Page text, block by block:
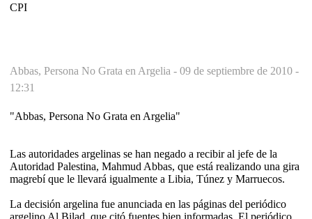
CPI
Abbas, Persona No Grata en Argelia - 09 de septiembre de 2010 -
12:31
"Abbas, Persona No Grata en Argelia"
Las autoridades argelinas se han negado a recibir al jefe de la
Autoridad Palestina, Mahmud Abbas, que está realizando una gira
magrebí que le llevará igualmente a Libia, Túnez y Marruecos.
La decisión argelina fue anunciada en las páginas del periódico
argelino Al Bilad, que citó fuentes bien informadas. El periódico